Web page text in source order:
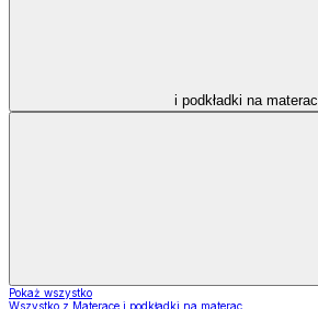
i podkładki na materac
Pokaż wszystko
Wszystko z Materace i podkładki na materac